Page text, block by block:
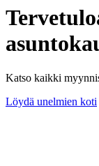
Katso kaikki
Löydä unelmien koti